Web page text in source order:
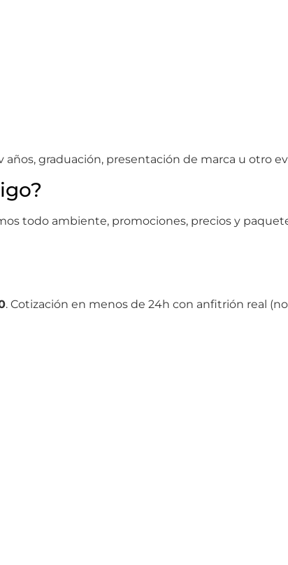
graduación, presentación de marca u otro
todo ambiente, promociones, precios y
. Cotización en menos de 24h con anfitrión real